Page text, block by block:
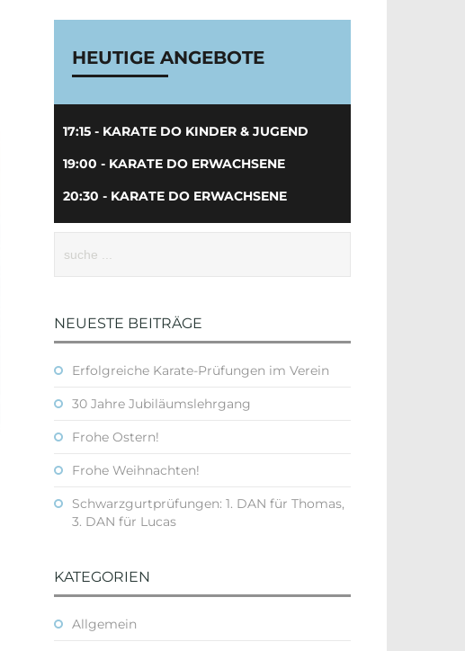
HEUTIGE ANGEBOTE
17:15 - KARATE DO KINDER & JUGEND
19:00 - KARATE DO ERWACHSENE
20:30 - KARATE DO ERWACHSENE
NEUESTE BEITRÄGE
Erfolgreiche Karate-Prüfungen im Verein
30 Jahre Jubiläumslehrgang
Frohe Ostern!
Frohe Weihnachten!
Schwarzgurtprüfungen: 1. DAN für Thomas,
3. DAN für Lucas
KATEGORIEN
Allgemein